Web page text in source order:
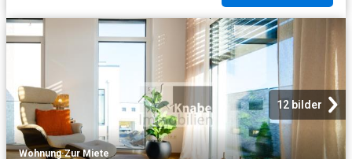
12 bilder
Wohnung·Zur Miete